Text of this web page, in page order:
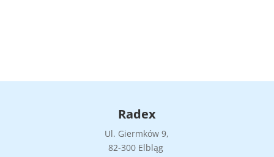
Radex
Ul. Giermków 9,
82-300 Elbląg